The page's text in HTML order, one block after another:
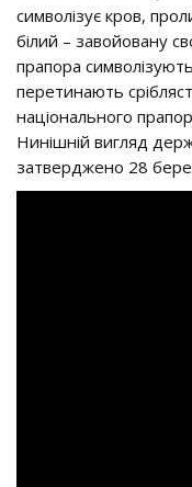
символізує кров,
білий – завойовану
прапора символізують
перетинають
національного
Нинішній вигляд
затверджено 28